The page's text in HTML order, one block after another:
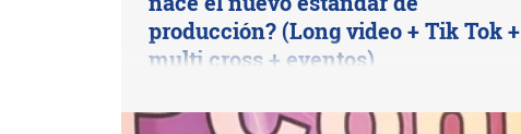
producción? (Long video + Tik Tok +
multi cross + eventos)